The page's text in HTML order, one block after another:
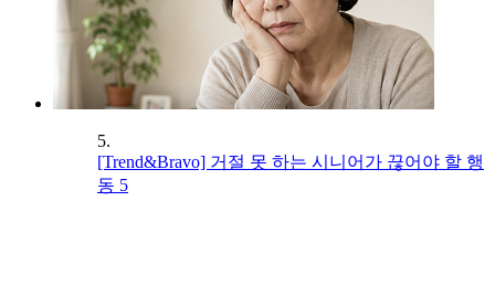
5.
[Trend&Bravo] 거절 못 하는 시니어가 끊어야 할 행
동 5